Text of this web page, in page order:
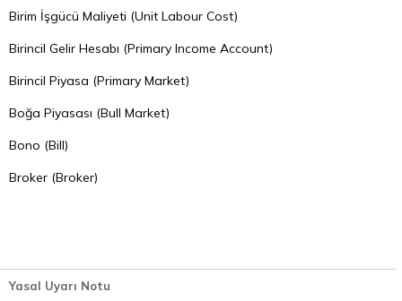
Birim İşgücü Maliyeti (Unit Labour Cost)
Birincil Gelir Hesabı (Primary Income Account)
Birincil Piyasa (Primary Market)
Boğa Piyasası (Bull Market)
Bono (Bill)
Broker (Broker)
Yasal Uyarı Notu